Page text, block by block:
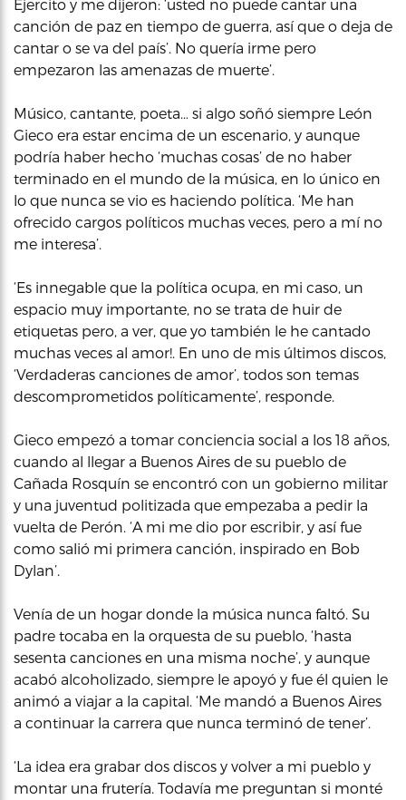
Ejercito y me dijeron: ‘usted no puede cantar una
canción de paz en tiempo de guerra, así que o deja de
cantar o se va del país’. No quería irme pero
empezaron las amenazas de muerte’.
Músico, cantante, poeta… si algo soñó siempre León
Gieco era estar encima de un escenario, y aunque
podría haber hecho ‘muchas cosas’ de no haber
terminado en el mundo de la música, en lo único en
lo que nunca se vio es haciendo política. ‘Me han
ofrecido cargos políticos muchas veces, pero a mí no
me interesa’.
‘Es innegable que la política ocupa, en mi caso, un
espacio muy importante, no se trata de huir de
etiquetas pero, a ver, que yo también le he cantado
muchas veces al amor!. En uno de mis últimos discos,
‘Verdaderas canciones de amor’, todos son temas
descomprometidos políticamente’, responde.
Gieco empezó a tomar conciencia social a los 18 años,
cuando al llegar a Buenos Aires de su pueblo de
Cañada Rosquín se encontró con un gobierno militar
y una juventud politizada que empezaba a pedir la
vuelta de Perón. ‘A mi me dio por escribir, y así fue
como salió mi primera canción, inspirado en Bob
Dylan’.
Venía de un hogar donde la música nunca faltó. Su
padre tocaba en la orquesta de su pueblo, ‘hasta
sesenta canciones en una misma noche’, y aunque
acabó alcoholizado, siempre le apoyó y fue él quien le
animó a viajar a la capital. ‘Me mandó a Buenos Aires
a continuar la carrera que nunca terminó de tener’.
‘La idea era grabar dos discos y volver a mi pueblo y
montar una frutería. Todavía me preguntan si monté